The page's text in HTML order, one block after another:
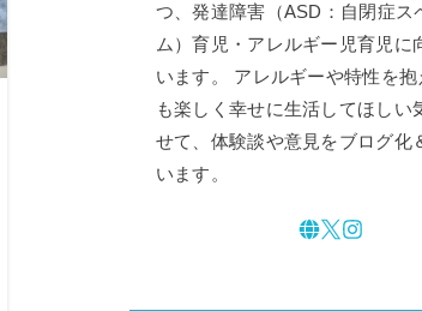
つ、発達障害（ASD：自閉症ス
ム）育児・アレルギー児育児に
います。 アレルギーや特性を抱
も楽しく幸せに生活してほしい
せて、体験談や意見をブログ化
います。